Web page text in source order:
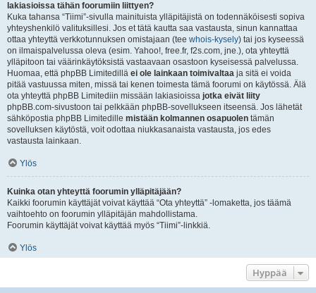
lakiasioissa tähän foorumiin liittyen?
Kuka tahansa “Tiimi”-sivulla mainituista ylläpitäjistä on todennäköisesti sopiva
yhteyshenkilö valituksillesi. Jos et tätä kautta saa vastausta, sinun kannattaa
ottaa yhteyttä verkkotunnuksen omistajaan (tee whois-kysely) tai jos kyseessä
on ilmaispalvelussa oleva (esim. Yahoo!, free.fr, f2s.com, jne.), ota yhteyttä
ylläpitoon tai väärinkäytöksistä vastaavaan osastoon kyseisessä palvelussa.
Huomaa, että phpBB Limitedillä ei ole lainkaan toimivaltaa ja sitä ei voida
pitää vastuussa miten, missä tai kenen toimesta tämä foorumi on käytössä. Älä
ota yhteyttä phpBB Limitediin missään lakiasioissa jotka eivät liity
phpBB.com-sivustoon tai pelkkään phpBB-sovellukseen itseensä. Jos lähetät
sähköpostia phpBB Limitedille mistään kolmannen osapuolen tämän
sovelluksen käytöstä, voit odottaa niukkasanaista vastausta, jos edes
vastausta lainkaan.
Ylös
Kuinka otan yhteyttä foorumin ylläpitäjään?
Kaikki foorumin käyttäjät voivat käyttää “Ota yhteyttä” -lomaketta, jos täämä
vaihtoehto on foorumin ylläpitäjän mahdollistama.
Foorumin käyttäjät voivat käyttää myös “Tiimi”-linkkiä.
Ylös
Hyppää